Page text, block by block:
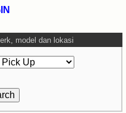
model dan lokasi